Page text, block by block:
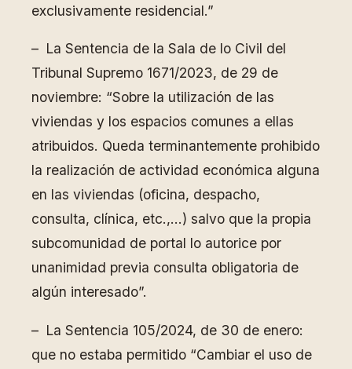
exclusivamente residencial.”
– La Sentencia de la Sala de lo Civil del
Tribunal Supremo 1671/2023, de 29 de
noviembre: “Sobre la utilización de las
viviendas y los espacios comunes a ellas
atribuidos. Queda terminantemente prohibido
la realización de actividad económica alguna
en las viviendas (oficina, despacho,
consulta, clínica, etc.,…) salvo que la propia
subcomunidad de portal lo autorice por
unanimidad previa consulta obligatoria de
algún interesado”.
– La Sentencia 105/2024, de 30 de enero:
que no estaba permitido “Cambiar el uso de